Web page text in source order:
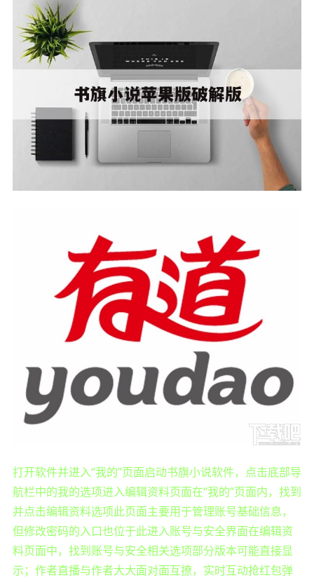
打开软件并进入“我的”页面启动书旗小说软件，点击底部导
航栏中的我的选项进入编辑资料页面在“我的”页面内，找到
并点击编辑资料选项此页面主要用于管理账号基础信息，
但修改密码的入口也位于此进入账号与安全界面在编辑资
料页面中，找到账号与安全相关选项部分版本可能直接显
示；作者直播与作者大大面对面互撩，实时互动抢红包弹